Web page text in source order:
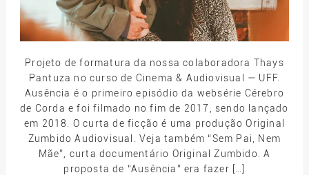
Projeto de formatura da nossa colaboradora Thays
Pantuza no curso de Cinema & Audiovisual — UFF.
Ausência é o primeiro episódio da websérie Cérebro
de Corda e foi filmado no fim de 2017, sendo lançado
em 2018. O curta de ficção é uma produção Original
Zumbido Audiovisual. Veja também “Sem Pai, Nem
Mãe”, curta documentário Original Zumbido. A
proposta de “Ausência” era fazer […]